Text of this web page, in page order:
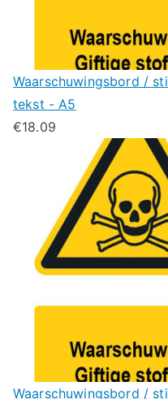
Waarschuwingsbord /
tekst - A5
€18.09
Waarschuwingsbord /